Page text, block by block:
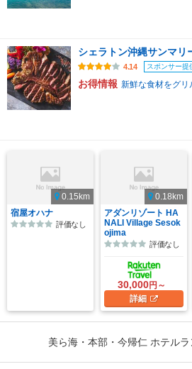
シェラトン沖縄サンマリ
4.14 スポンサー提
お得情報 新鮮な食材をグリ
0.15km
宿屋オハナ
評価なし
0.18km
アダンリゾート HA
NALI Village Sesok
ojima
評価なし
30,000円～
詳細
美ら海・本部・今帰仁 ホテル